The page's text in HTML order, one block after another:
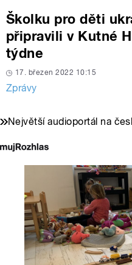
Školku pro děti
připravili v Kutné
týdne
17. březen 2022 10:15
Zprávy
Největší audioportál na